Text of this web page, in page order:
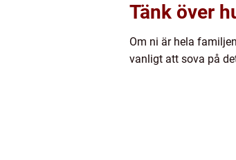
Tänk över
Om ni är hela
vanligt att sova på